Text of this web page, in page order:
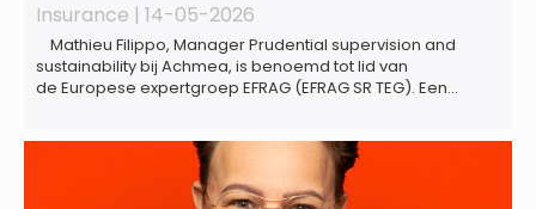
Insurance | 14-05-2026
Mathieu Filippo, Manager Prudential supervision and
sustainability bij Achmea, is benoemd tot lid van
de Europese expertgroep EFRAG (EFRAG SR TEG). Een
de ontwikkeling van Europese regels voor
duurzaamheidsrapportages. De expertgroep helpt de
Europese Commissie bij het ontwikkelen van […]